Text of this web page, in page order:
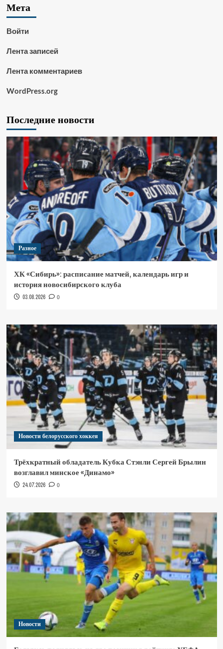
Мета
Войти
Лента записей
Лента комментариев
WordPress.org
Последние новости
Разное
ХК «Сибирь»: расписание матчей, календарь игр и
история новосибирского клуба
03.08.2026 0
Новости белорусского хоккея
Трёхкратный обладатель Кубка Стэнли Сергей Брылин
возглавил минское «Динамо»
24.07.2026 0
Новости